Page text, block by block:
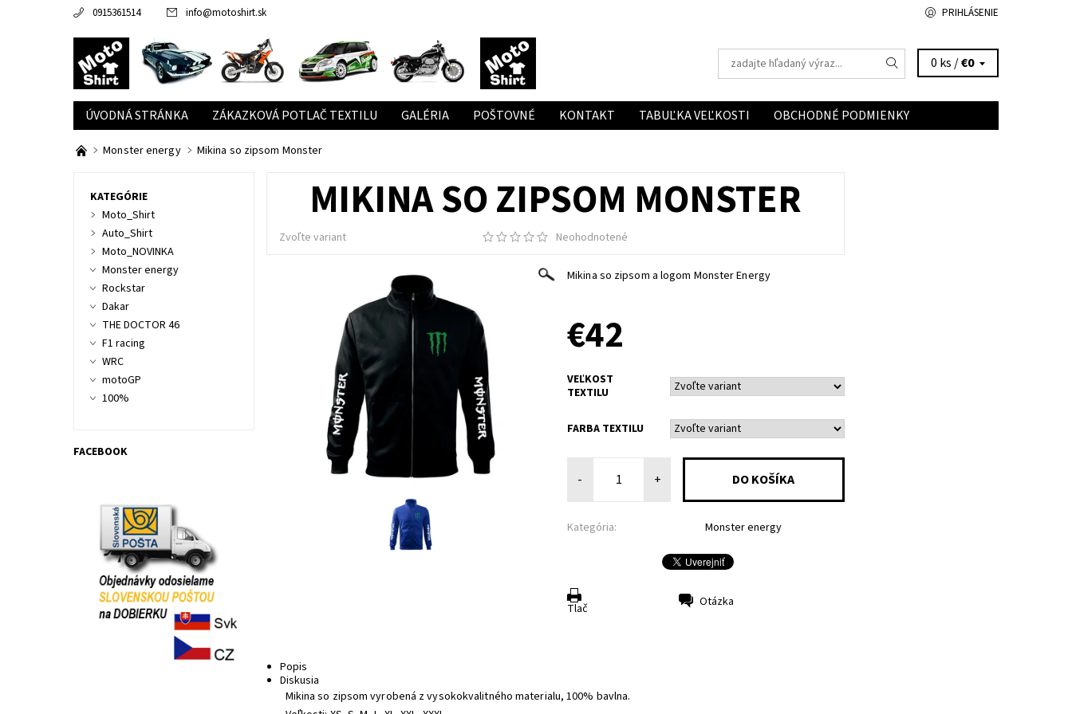
0915361514 info@motoshirt.sk PRIHLÁSENIE
0 ks /€0
ÚVODNÁ STRÁNKA ZÁKAZKOVÁ POTLAČ TEXTILU GALÉRIA POŠTOVNÉ KONTAKT TABUĽKA VEĽKOSTI OBCHODNÉ PODMIENKY
Monster energy Mikina so zipsom Monster
MIKINA SO ZIPSOM MONSTER
Zvoľte variant Neohodnotené
Mikina so zipsom a logom Monster Energy
€42
VEĽKOST
TEXTILU
FARBA TEXTILU
- +
Kategória: Monster energy
Tlač Otázka
Popis
Diskusia
Mikina so zipsom vyrobená z vysokokvalitného materialu, 100% bavlna.
KATEGÓRIE
Moto_Shirt
Auto_Shirt
Moto_NOVINKA
Monster energy
Rockstar
Dakar
THE DOCTOR 46
F1 racing
WRC
motoGP
100%
FACEBOOK